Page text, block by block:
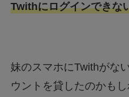
Twithにログインできな
妹のスマホにTwithがな
ウントを貸したのかもし